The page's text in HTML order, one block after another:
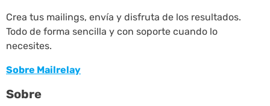
Crea tus mailings, envía y disfruta de los resultados.
Todo de forma sencilla y con soporte cuando lo
necesites.
Sobre Mailrelay
Sobre